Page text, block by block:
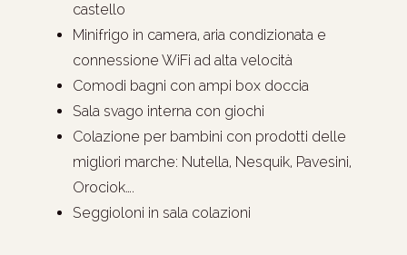
castello
Minifrigo in camera, aria condizionata e
connessione WiFi ad alta velocità
Comodi bagni con ampi box doccia
Sala svago interna con giochi
Colazione per bambini con prodotti delle
migliori marche: Nutella, Nesquik, Pavesini,
Orociok….
Seggioloni in sala colazioni